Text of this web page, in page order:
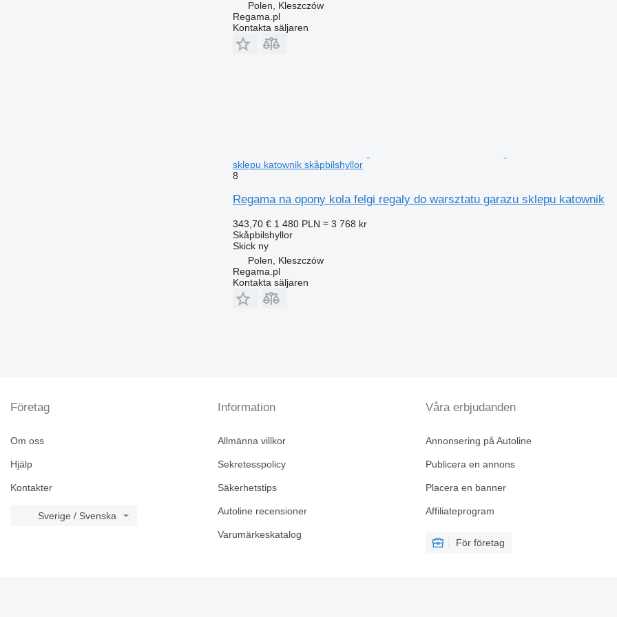
Polen, Kleszczów
Regama.pl
Kontakta säljaren
sklepu katownik skåpbilshyllor
8
Regama na opony kola felgi regaly do warsztatu garazu sklepu katownik
343,70 € 1 480 PLN ≈ 3 768 kr
Skåpbilshyllor
Skickny
Polen, Kleszczów
Regama.pl
Kontakta säljaren
Företag
Om oss
Hjälp
Kontakter
Sverige / Svenska
Information
Allmänna villkor
Sekretesspolicy
Säkerhetstips
Autoline recensioner
Varumärkeskatalog
Våra erbjudanden
Annonsering på Autoline
Publicera en annons
Placera en banner
Affiliateprogram
För företag